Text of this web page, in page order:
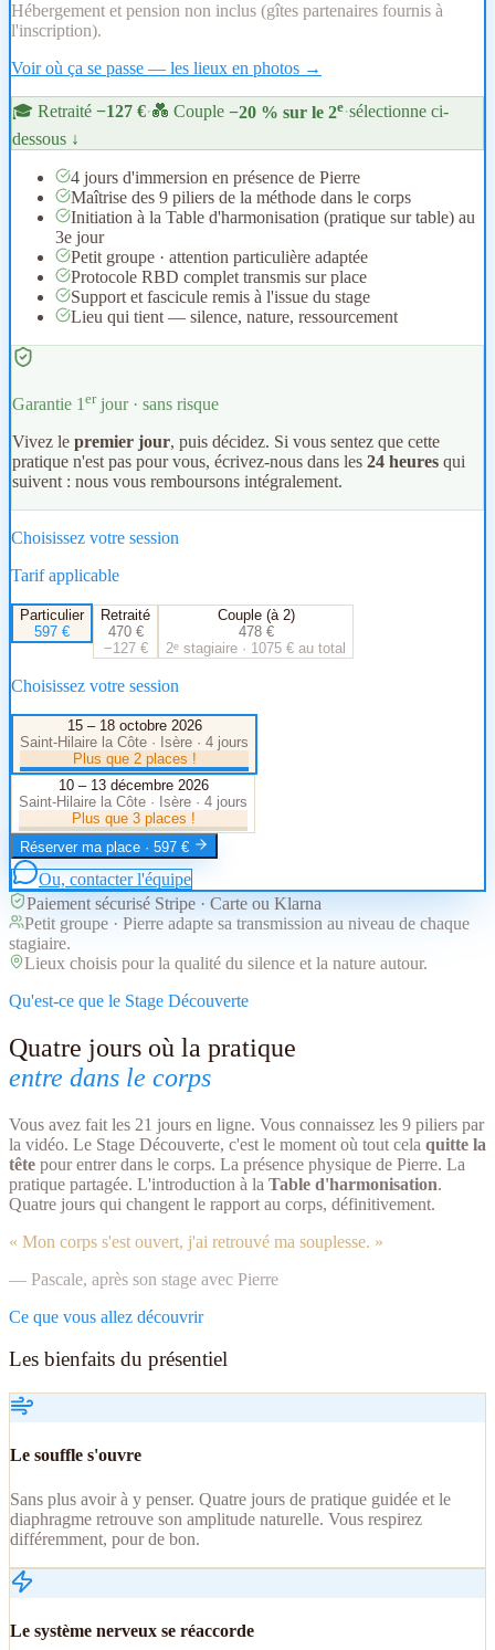
Hébergement et pension non inclus (gîtes partenaires fournis à
l'inscription).
Voir où ça se passe — les lieux en photos →
🎓 Retraité −127 €·💑 Couple −20 % sur le 2e·sélectionne ci-
dessous ↓
4 jours d'immersion en présence de Pierre
Maîtrise des 9 piliers de la méthode dans le corps
Initiation à la Table d'harmonisation (pratique sur table) au
3e jour
Petit groupe · attention particulière adaptée
Protocole RBD complet transmis sur place
Support et fascicule remis à l'issue du stage
Lieu qui tient — silence, nature, ressourcement
Garantie 1 erjour · sans risque
Vivez le premier jour, puis décidez. Si vous sentez que cette
pratique n'est pas pour vous, écrivez-nous dans les 24 heures qui
suivent : nous vous remboursons intégralement.
Choisissez votre session
Tarif applicable
Particulier
597 €
Retraité
470€
−127 €
Couple (à 2)
478€
2ᵉ stagiaire · 1075 € au total
Choisissez votre session
15 – 18 octobre 2026
Saint-Hilaire la Côte · Isère · 4 jours
Plus que 2 places !
10 – 13 décembre 2026
Saint-Hilaire la Côte · Isère · 4 jours
Plus que 3 places !
Réserver ma place · 597 €
Ou, contacter l'équipe
Paiement sécurisé Stripe · Carte ou Klarna
Petit groupe · Pierre adapte sa transmission au niveau de chaque
stagiaire.
Lieux choisis pour la qualité du silence et la nature autour.
Qu'est-ce que le Stage Découverte
Quatre jours où la pratique
entre dans le corps
Vous avez fait les 21 jours en ligne. Vous connaissez les 9 piliers par
la vidéo. Le Stage Découverte, c'est le moment où tout cela quitte la
tête pour entrer dans le corps. La présence physique de Pierre. La
pratique partagée. L'introduction à la Table d'harmonisation.
Quatre jours qui changent le rapport au corps, définitivement.
« Mon corps s'est ouvert, j'ai retrouvé ma souplesse. »
— Pascale, après son stage avec Pierre
Ce que vous allez découvrir
Les bienfaits du présentiel
Le souffle s'ouvre
Sans plus avoir à y penser. Quatre jours de pratique guidée et le
diaphragme retrouve son amplitude naturelle. Vous respirez
différemment, pour de bon.
Le système nerveux se réaccorde